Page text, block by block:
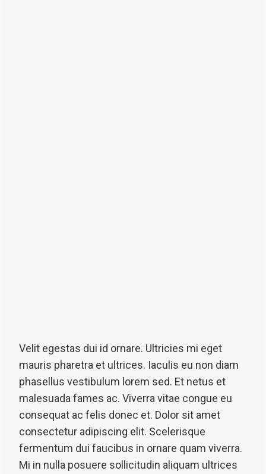
Velit egestas dui id ornare. Ultricies mi eget
mauris pharetra et ultrices. Iaculis eu non diam
phasellus vestibulum lorem sed. Et netus et
malesuada fames ac. Viverra vitae congue eu
consequat ac felis donec et. Dolor sit amet
consectetur adipiscing elit. Scelerisque
fermentum dui faucibus in ornare quam viverra.
Mi in nulla posuere sollicitudin aliquam ultrices